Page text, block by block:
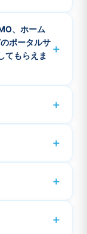
、ホーム
ポータルサ
てもらえま
＋
集している
＋
周辺を中心に＋
ハイルーフ、
ださい。
＋
などの他社＋